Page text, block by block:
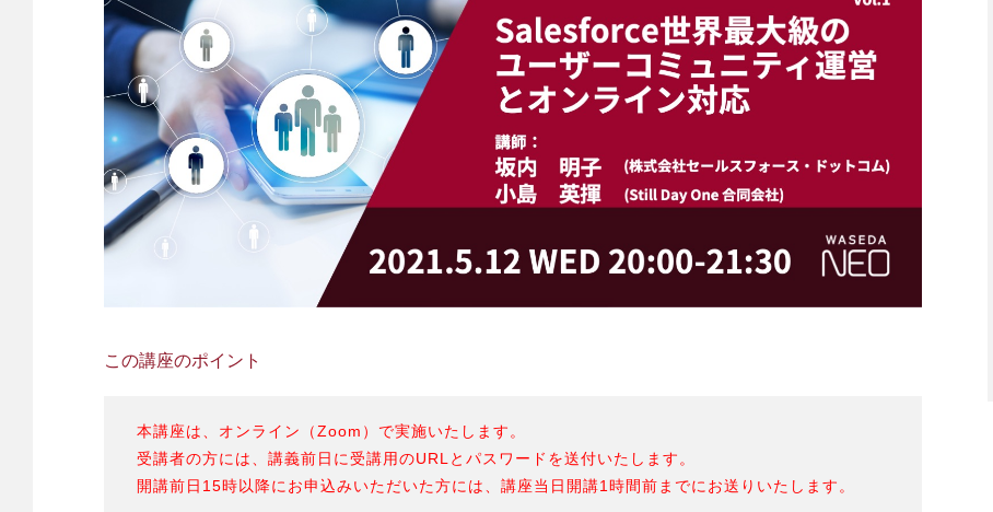
この講座のポイント
本講座は、オンライン（Zoom）で実施いたします。
受講者の方には、講義前日に受講用のURLとパスワードを送付いたします。
開講前日15時以降にお申込みいただいた方には、講座当日開講1時間前までにお送りいたします。